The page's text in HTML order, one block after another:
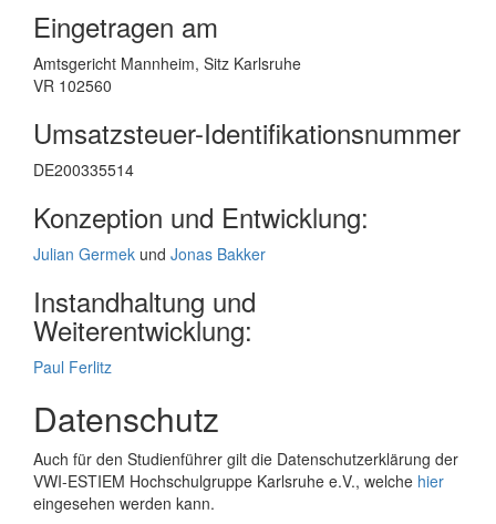
Eingetragen am
Amtsgericht Mannheim, Sitz Karlsruhe
VR 102560
Umsatzsteuer-Identifikationsnummer
DE200335514
Konzeption und Entwicklung:
Julian Germek und Jonas Bakker
Instandhaltung und
Weiterentwicklung:
Paul Ferlitz
Datenschutz
Auch für den Studienführer gilt die Datenschutzerklärung der
VWI-ESTIEM Hochschulgruppe Karlsruhe e.V., welche hier
eingesehen werden kann.